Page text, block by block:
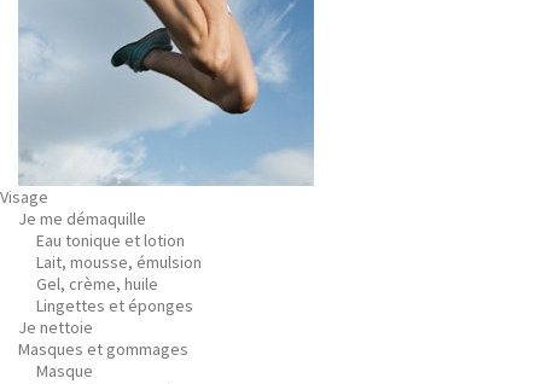
Visage
Je me démaquille
Eau tonique et lotion
Lait, mousse, émulsion
Gel, crème, huile
Lingettes et éponges
Je nettoie
Masques et gommages
Masque